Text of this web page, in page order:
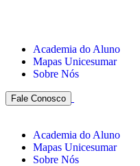
Academia do Aluno
Mapas Unicesumar
Sobre Nós
Fale Conosco
Academia do Aluno
Mapas Unicesumar
Sobre Nós